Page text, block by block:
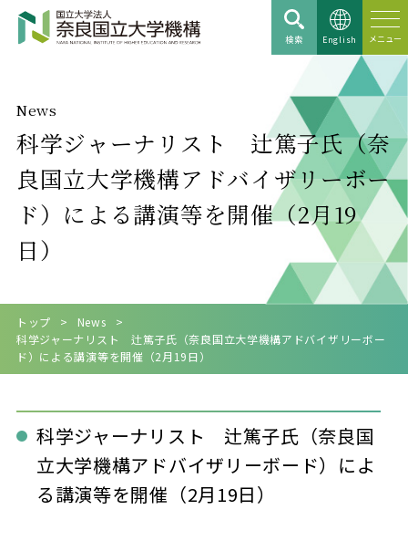
検索 English
News
科学ジャーナリスト 辻篤子氏（奈
良国立大学機構アドバイザリーボー
ド）による講演等を開催（2月19
日）
トップ
News
科学ジャーナリスト 辻篤子氏（奈良国立大学機構アドバイザリーボー
ド）による講演等を開催（2月19日）
科学ジャーナリスト 辻篤子氏（奈良国
立大学機構アドバイザリーボード）によ
る講演等を開催（2月19日）